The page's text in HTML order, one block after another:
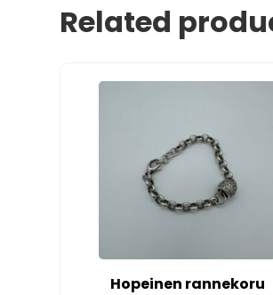
Related
Hopeinen rannekoru